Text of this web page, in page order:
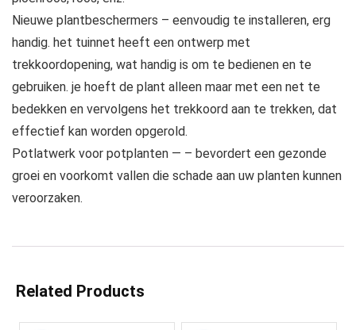
Nieuwe plantbeschermers – eenvoudig te installeren, erg
handig. het tuinnet heeft een ontwerp met
trekkoordopening, wat handig is om te bedienen en te
gebruiken. je hoeft de plant alleen maar met een net te
bedekken en vervolgens het trekkoord aan te trekken, dat
effectief kan worden opgerold.
Potlatwerk voor potplanten — – bevordert een gezonde
groei en voorkomt vallen die schade aan uw planten kunnen
veroorzaken.
Related Products